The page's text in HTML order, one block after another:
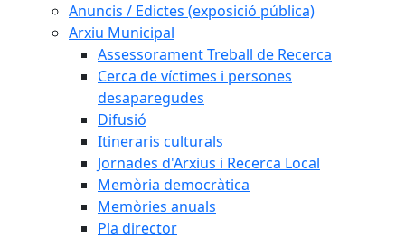
Anuncis / Edictes (exposició pública)
Arxiu Municipal
Assessorament Treball de Recerca
Cerca de víctimes i persones
desaparegudes
Difusió
Itineraris culturals
Jornades d'Arxius i Recerca Local
Memòria democràtica
Memòries anuals
Pla director